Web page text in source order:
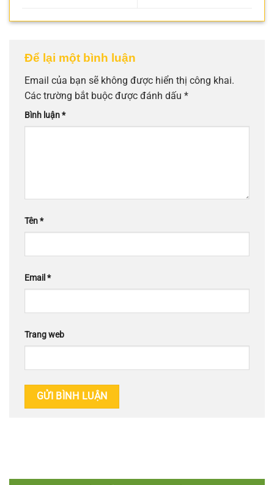
Để lại một bình luận
Email của bạn sẽ không được hiển thị công khai.
Các trường bắt buộc được đánh dấu *
Bình luận*
Tên*
Email *
Trang web